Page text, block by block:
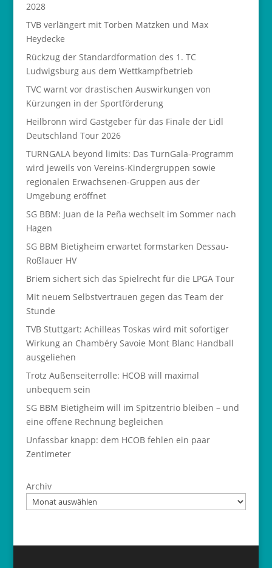
2028
TVB verlängert mit Torben Matzken und Max
Heydecke
Rückzug der Standardformation des 1. TC
Ludwigsburg aus dem Wettkampfbetrieb
TVC warnt vor drastischen Auswirkungen von
Kürzungen in der Sportförderung
Heilbronn wird Gastgeber für das Finale der Lidl
Deutschland Tour 2026
TURNGALA beyond limits: Das TurnGala-Programm
wird jeweils von Vereins-Kindergruppen sowie
regionalen Erwachsenen-Gruppen aus der
Umgebung eröffnet
SG BBM: Juan de la Peña wechselt im Sommer nach
Hagen
SG BBM Bietigheim erwartet formstarken Dessau-
Roßlauer HV
Briem sichert sich das Spielrecht für die LPGA Tour
Mit neuem Selbstvertrauen gegen das Team der
Stunde
TVB Stuttgart: Achilleas Toskas wird mit sofortiger
Wirkung an Chambéry Savoie Mont Blanc Handball
ausgeliehen
Trotz Außenseiterrolle: HCOB will maximal
unbequem sein
SG BBM Bietigheim will im Spitzentrio bleiben – und
eine offene Rechnung begleichen
Unfassbar knapp: dem HCOB fehlen ein paar
Zentimeter
Archiv